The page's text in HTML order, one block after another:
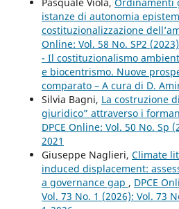
istanze di autonomia
costituzionalizzazione
Online: Vol. 58 No. SP2
- Il costituzionalismo
e biocentrismo. Nuove
comparato – A cura di D.
Silvia Bagni, La costruzione
giuridico” attraverso i
DPCE Online: Vol. 50 No. Sp
2021
Giuseppe Naglieri, Climate
induced displacement:
a governance gap , DPCE
Vol. 73 No. 1 (2026): Vol. 73